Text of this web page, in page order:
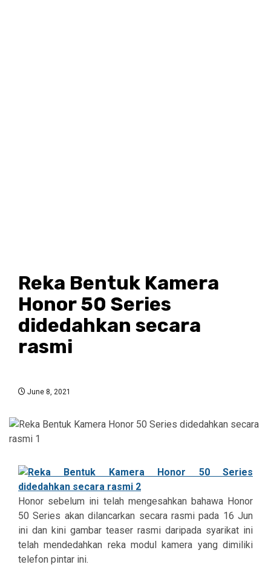
Reka Bentuk Kamera
Honor 50 Series
didedahkan secara
rasmi
June 8, 2021
Honor sebelum ini telah mengesahkan bahawa Honor
50 Series akan dilancarkan secara rasmi pada 16 Jun
ini dan kini gambar teaser rasmi daripada syarikat ini
telah mendedahkan reka modul kamera yang dimiliki
telefon pintar ini.